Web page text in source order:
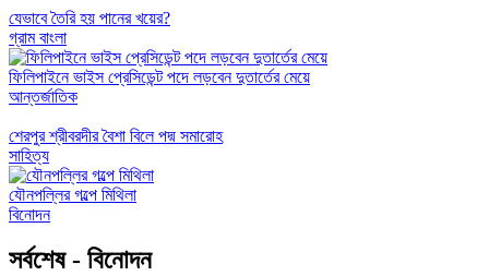
যেভাবে তৈরি হয় পানের খয়ের?
গ্রাম বাংলা
ফিলিপাইনে ভাইস প্রেসিডেন্ট পদে লড়বেন দুতার্তের মেয়ে
আন্তর্জাতিক
শেরপুর শ্রীবরদীর বৈশা বিলে পদ্ম সমারোহ
সাহিত্য
যৌনপল্লির গল্পে মিথিলা
বিনোদন
সর্বশেষ - বিনোদন